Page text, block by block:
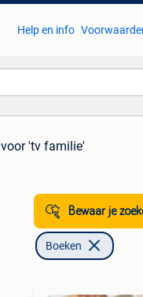
Help en info
voor 'tv familie'
Bewaar je
Boeken